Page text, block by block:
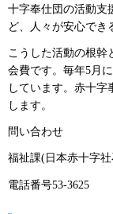
十字奉仕団の活動支
ど、人々が安心でき
こうした活動の根幹
会費です。毎年5月
しています。赤十
します。
問い合わせ
福祉課(日本赤十字
電話番号53-3625